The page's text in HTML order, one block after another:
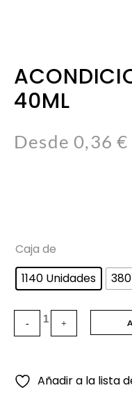
40ML
Desde 0,36€
Caja de
1140 Unidades
Añadir a la lista